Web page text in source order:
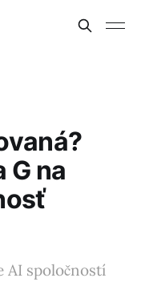
G na
AI spoločností